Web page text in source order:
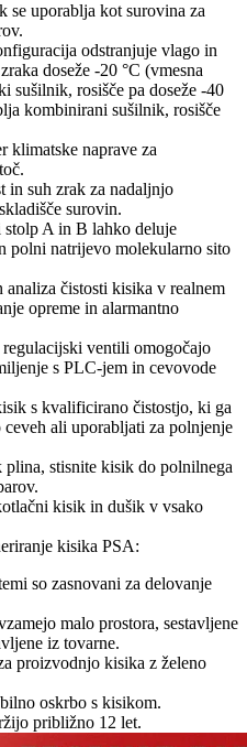
se uporablja kot surovina za
odstranjuje vlago in
doseže -20 °C (vmesna
sušilnik, rosišče pa doseže -40
kombinirani sušilnik, rosišče
klimatske naprave za
in suh zrak za nadaljnjo
surovin.
A in B lahko deluje
polni natrijevo molekularno sito
čistosti kisika v realnem
opreme in alarmantno
ventili omogočajo
s PLC-jem in cevovode
s kvalificirano čistostjo, ki ga
ali uporabljati za polnjenje
stisnite kisik do polnilnega
kisik in dušik v vsako
kisika PSA:
so zasnovani za delovanje
malo prostora, sestavljene
iz tovarne.
proizvodnjo kisika z želeno
oskrbo s kisikom.
približno 12 let.